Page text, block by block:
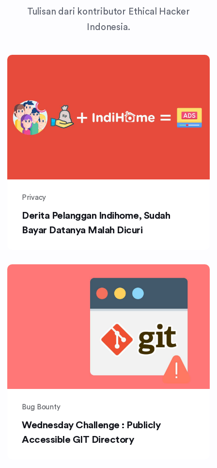
Tulisan dari kontributor Ethical Hacker
Indonesia.
Privacy
Derita Pelanggan Indihome, Sudah
Bayar Datanya Malah Dicuri
Bug Bounty
Wednesday Challenge : Publicly
Accessible GIT Directory